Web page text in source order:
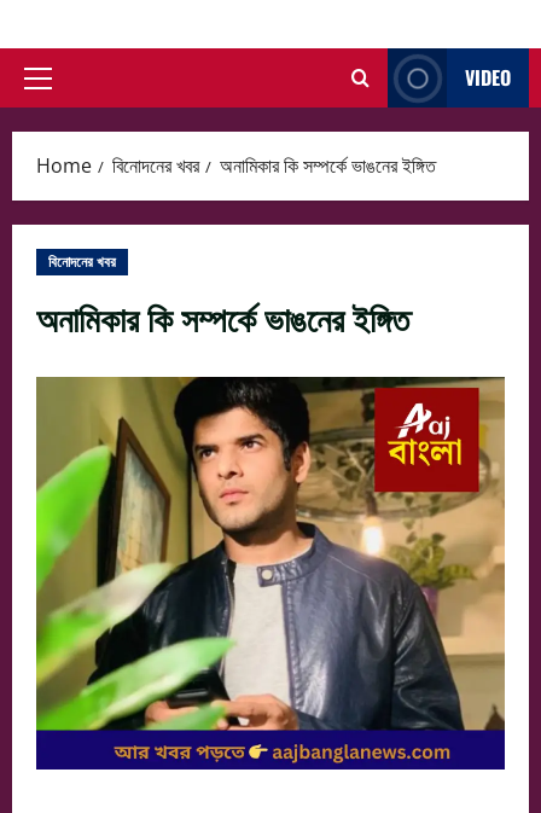
to
contentPrimary
VIDEO
Home বিনোদনের খবর অনামিকার কি সম্পর্কে ভাঙনের ইঙ্গিত
বিনোদনের খবর
অনামিকার কি সম্পর্কে ভাঙনের ইঙ্গিত